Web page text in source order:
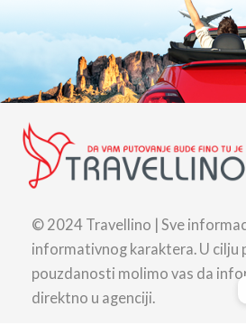
© 2024 Travellino | Sve
informativnog karaktera. U cilju
pouzdanosti molimo vas da
direktno u agenciji.